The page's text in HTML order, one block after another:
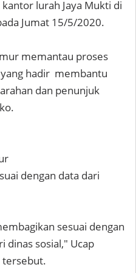
lurah Jaya Mukti di
Jumat 15/5/2020.
memantau proses
yang hadir membantu
dan penunjuk
dengan data dari
sesuai dengan
dinas sosial," Ucap
tersebut.